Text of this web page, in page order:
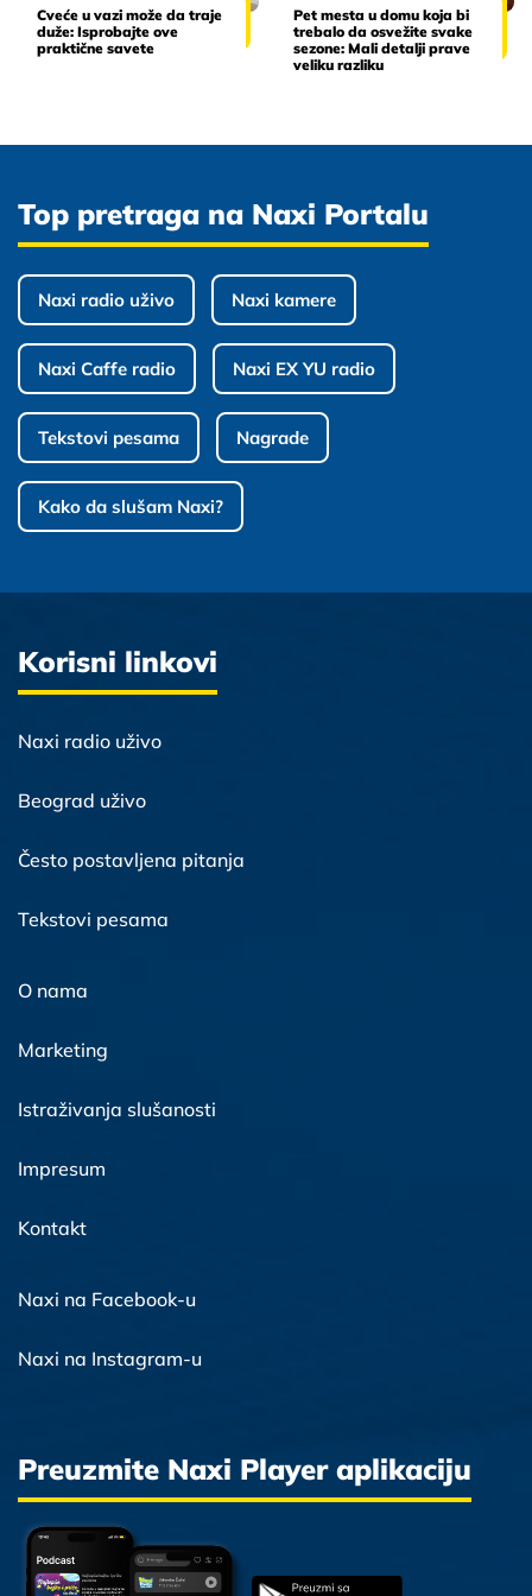
Cveće u vazi može da traje
duže: Isprobajte ove
praktične savete
Pet mesta u domu koja bi
trebalo da osvežite svake
sezone: Mali detalji prave
veliku razliku
Top pretraga na Naxi Portalu
Naxi radio uživo Naxi kamere
Naxi Caffe radio Naxi EX YU radio
Tekstovi pesama Nagrade
Kako da slušam Naxi?
Korisni linkovi
Naxi radio uživo
Beograd uživo
Često postavljena pitanja
Tekstovi pesama
O nama
Marketing
Istraživanja slušanosti
Impresum
Kontakt
Naxi na Facebook-u
Naxi na Instagram-u
Preuzmite Naxi Player aplikaciju